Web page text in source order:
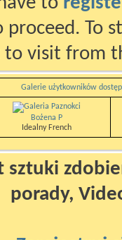
To
visit from
Galerie użytkowników
Bożena P
Idealny French
sztuki
porady,